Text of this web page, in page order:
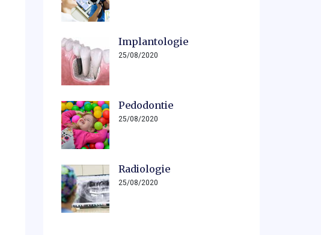
Implantologie
25/08/2020
Pedodontie
25/08/2020
Radiologie
25/08/2020